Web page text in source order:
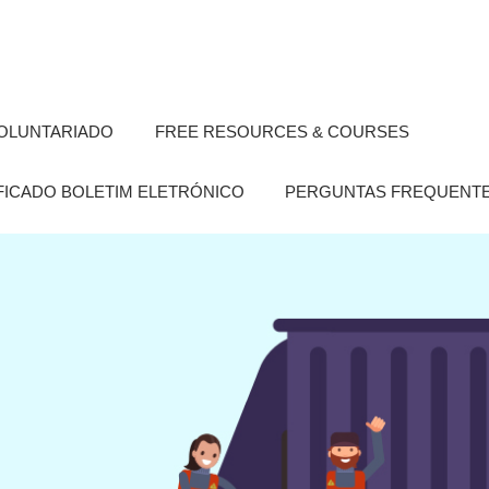
FREE RESOURCES & COURSES
BOLETIM ELETRÓNICO PERGUNTAS